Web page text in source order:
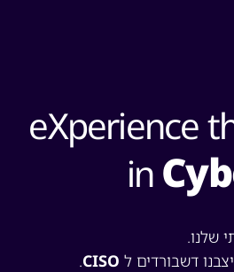
eXperience
in
CISO
.